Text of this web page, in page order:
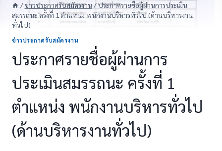
/ข่าวประกาศรับสมัครงาน/ประกาศรายชื่อผู้ผ่านการประเมิน
สมรรถนะ ครั้งที่ 1 ตำแหน่ง พนักงานบริหารทั่วไป (ด้านบริหารงาน
ทั่วไป)
ข่าวประกาศรับสมัครงาน
ประกาศรายชื่อผู้ผ่านการ
ประเมินสมรรถนะ ครั้งที่ 1
ตำแหน่ง พนักงานบริหารทั่วไป
(ด้านบริหารงานทั่วไป)